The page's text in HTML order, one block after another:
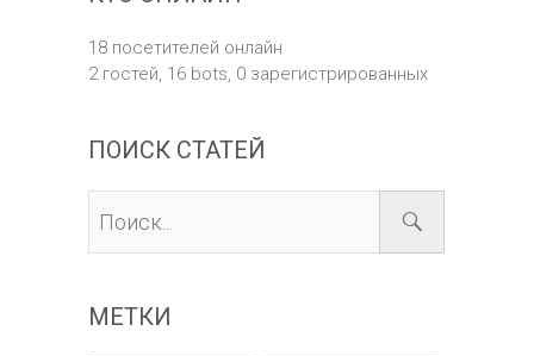
18 посетителей онлайн
2 гостей, 16 bots, 0 зарегистрированных
ПОИСК СТАТЕЙ
МЕТКИ